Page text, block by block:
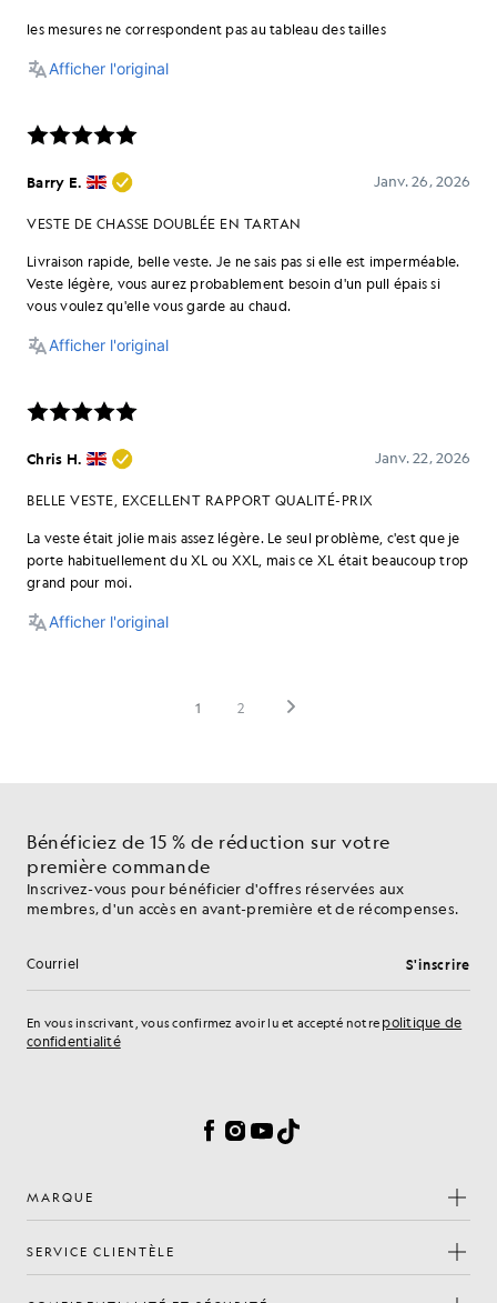
Bénéficiez de 15 % de réduction sur votre
première commande
Inscrivez-vous pour bénéficier d'offres réservées aux
membres, d'un accès en avant-première et de récompenses.
Adresse e-mail S'inscrire
En vous inscrivant, vous confirmez avoir lu et accepté notre politique de
confidentialité
Facebook
Instagram
YouTube
TikTok
MARQUE
SERVICE CLIENTÈLE